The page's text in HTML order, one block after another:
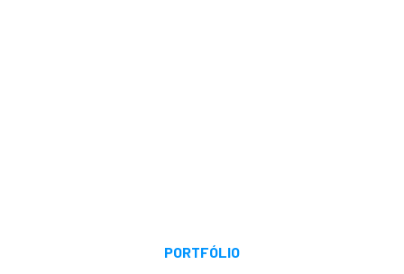
PORTFÓLIO